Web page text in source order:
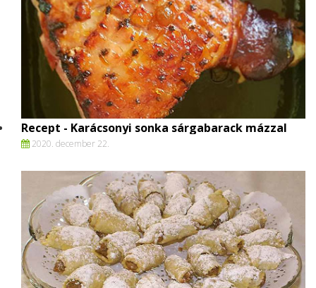
Recept - Karácsonyi sonka sárgabarack mázzal
2020. december 22.